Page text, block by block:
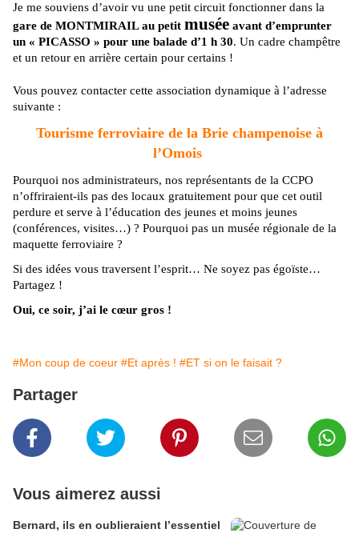
Je me souviens d’avoir vu une petit circuit fonctionner dans la
gare de MONTMIRAIL au petit musée avant d’emprunter
un « PICASSO » pour une balade d’1 h 30. Un cadre champêtre
et un retour en arrière certain pour certains !
Vous pouvez contacter cette association dynamique à l’adresse
suivante :
Tourisme ferroviaire de la Brie champenoise à
l’Omois
Pourquoi nos administrateurs, nos représentants de la CCPO
n’offriraient-ils pas des locaux gratuitement pour que cet outil
perdure et serve à l’éducation des jeunes et moins jeunes
(conférences, visites…) ? Pourquoi pas un musée régionale de la
maquette ferroviaire ?
Si des idées vous traversent l’esprit… Ne soyez pas égoïste…
Partagez !
Oui, ce soir, j’ai le cœur gros !
#Mon coup de coeur #Et après ! #ET si on le faisait ?
Partager
Vous aimerez aussi
Bernard, ils en oublieraient l’essentiel